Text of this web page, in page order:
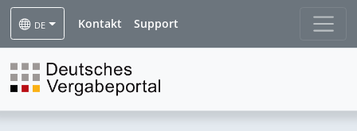
DE Kontakt Support